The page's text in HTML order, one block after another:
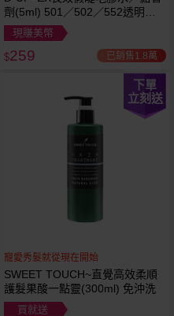
劑(5ml) 501／502／552透明／
553黑色／554咖啡色 款式可選
現賺美幣
$259 已銷售1.8萬
下單
立刻送
寵愛秀髮就從現在開始
SWEET TOUCH~直覺高效柔順
護髮果酸一點靈(300ml) 免沖洗
買就送